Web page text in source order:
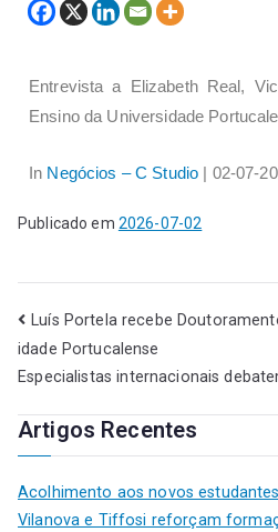
Entrevista a Elizabeth Real,
Ensino da Universidade
In Negócios – C Studio | 02-07-
Publicado em 2026-07-02
Luís Portela recebe
idade Portucalense
Especialistas internacionais
Artigos Recentes
Acolhimento aos novos
Vilanova e Tiffosi reforçam